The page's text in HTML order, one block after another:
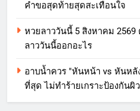
คำขอสุดท้ายสุดสะเทือนใจ
หวยลาววันนี้ 5 สิงหาคม
ลาววันนี้ออกอะไร
อาบน้ำควร "หันหน้า vs หันหลั
ที่สุด ไม่ทำร้ายเกราะป้องกันผิ